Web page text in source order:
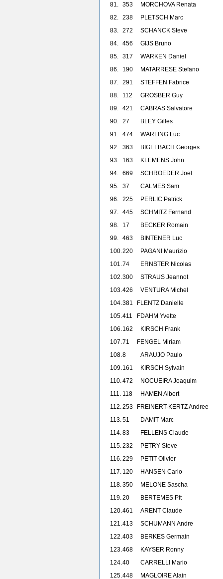
81. 353
MORCHOVA Renata
82. 238
PLETSCH Marc
83. 272
SCHANCK Steve
84. 456
GIJS Bruno
85. 317
WARKEN Daniel
86.
190
MATARRESE Stefano
87. 291
STEFFEN Fabrice
88.
112
GROSBER Guy
89. 421
CABRAS Salvatore
90. 27
BLEY Gilles
91. 474
WARLING Luc
92. 363
BIGELBACH Georges
93.
163
KLEMENS John
94. 669
SCHROEDER Joel
95. 37
CALMES Sam
96. 225
PERLIC Patrick
97. 445
SCHMITZ Fernand
98.
17
BECKER Romain
99. 463
BINTENER Luc
100.220
PAGANI Maurizio
101.74
ERNSTER Nicolas
102.300
STRAUS Jeannot
103.426
VENTURA Michel
104.381 FLENTZ Danielle
105.411 FDAHM Yvette
106.162
KIRSCH Frank
107.71 FENGEL Miriam
108.8
ARAUJO Paulo
109.161
KIRSCH Sylvain
110.472
NOCUEIRA Joaquim
111. 118
HAMEN Albert
112.253 FREINERT-KERTZ Andree
113.51
DAMIT Marc
114.83
FELLENS Claude
115.232
PETRY Steve
116.229
PETIT Olivier
117. 120
HANSEN Carlo
118.350
MELONE Sascha
119.20
BERTEMES Pit
120.461
ARENT Claude
121.413
SCHUMANN Andre
122.403
BERKES Germain
123.468
KAYSER Ronny
124.40
CARRELLI Mario
125.448 MAGLOIRE Alain